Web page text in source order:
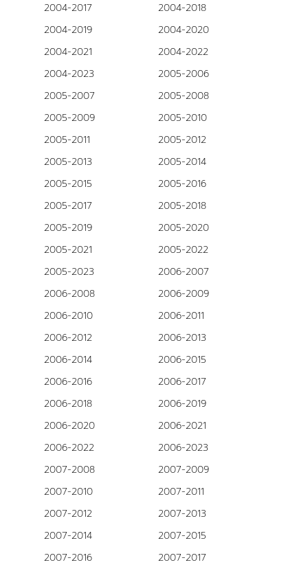
2004-2017
2004-2018
2004-2019
2004-2020
2004-2021
2004-2022
2004-2023
2005-2006
2005-2007
2005-2008
2005-2009
2005-2010
2005-2011
2005-2012
2005-2013
2005-2014
2005-2015
2005-2016
2005-2017
2005-2018
2005-2019
2005-2020
2005-2021
2005-2022
2005-2023
2006-2007
2006-2008
2006-2009
2006-2010
2006-2011
2006-2012
2006-2013
2006-2014
2006-2015
2006-2016
2006-2017
2006-2018
2006-2019
2006-2020
2006-2021
2006-2022
2006-2023
2007-2008
2007-2009
2007-2010
2007-2011
2007-2012
2007-2013
2007-2014
2007-2015
2007-2016
2007-2017